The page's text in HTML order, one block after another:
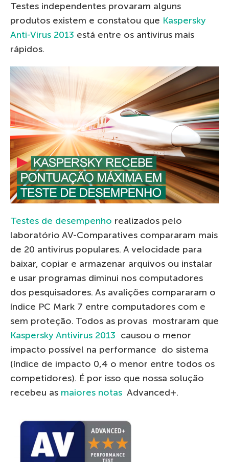
Testes independentes provaram alguns
produtos existem e constatou que Kaspersky
Anti-Virus 2013 está entre os antivirus mais
rápidos.
Testes de desempenho realizados pelo
laboratório AV-Comparatives compararam mais
de 20 antivirus populares. A velocidade para
baixar, copiar e armazenar arquivos ou instalar
e usar programas diminui nos computadores
dos pesquisadores. As avalições compararam o
índice PC Mark 7 entre computadores com e
sem proteção. Todos as provas mostraram que
Kaspersky Antivirus 2013 causou o menor
impacto possível na performance do sistema
(índice de impacto 0,4 o menor entre todos os
competidores). É por isso que nossa solução
recebeu as maiores notas Advanced+.